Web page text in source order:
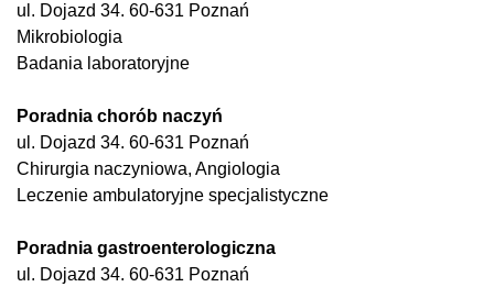
ul. Dojazd 34. 60-631 Poznań
Mikrobiologia
Badania laboratoryjne
Poradnia chorób naczyń
ul. Dojazd 34. 60-631 Poznań
Chirurgia naczyniowa, Angiologia
Leczenie ambulatoryjne specjalistyczne
Poradnia gastroenterologiczna
ul. Dojazd 34. 60-631 Poznań